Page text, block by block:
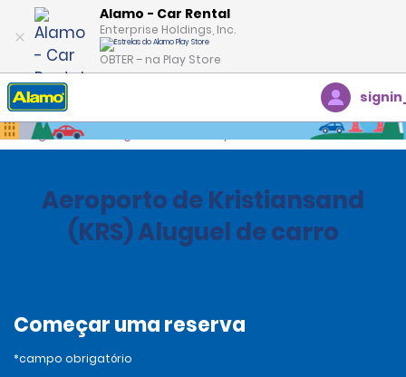
Alamo - Car Rental
Enterprise Holdings, Inc.
OBTER – na Play Store
Página inicial
Aeroporto de Kristiansand
(KRS) Aluguel de carro
Começar uma reserva
*campo obrigatório